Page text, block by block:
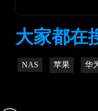
大家都在
NAS 苹果 华